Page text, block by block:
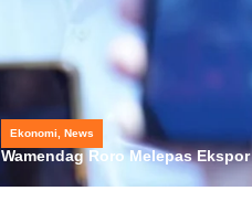
Ekonomi News
Wamendag Roro Melepas